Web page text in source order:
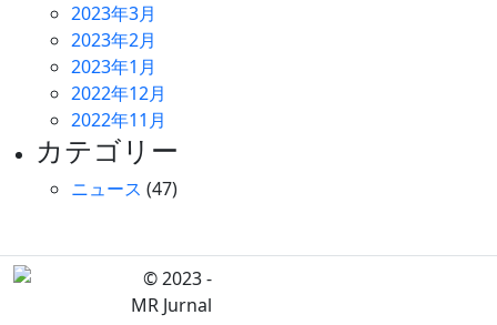
2023年3月
2023年2月
2023年1月
2022年12月
2022年11月
カテゴリー
ニュース (47)
© 2023 -
MR Jurnal